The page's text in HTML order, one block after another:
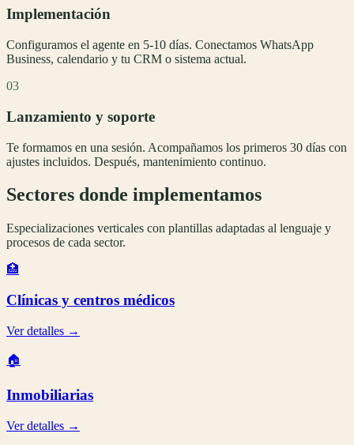
Implementación
Configuramos el agente en 5-10 días. Conectamos WhatsApp
Business, calendario y tu CRM o sistema actual.
03
Lanzamiento y soporte
Te formamos en una sesión. Acompañamos los primeros 30 días con
ajustes incluidos. Después, mantenimiento continuo.
Sectores donde implementamos
Especializaciones verticales con plantillas adaptadas al lenguaje y
procesos de cada sector.
🏥
Clínicas y centros médicos
Ver detalles →
🏠
Inmobiliarias
Ver detalles →